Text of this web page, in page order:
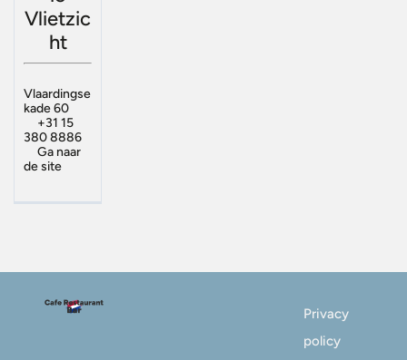
Vlietzic
ht
Vlaardingse
kade 60
+31 15
380 8886
Ga naar
de site
Privacy
policy